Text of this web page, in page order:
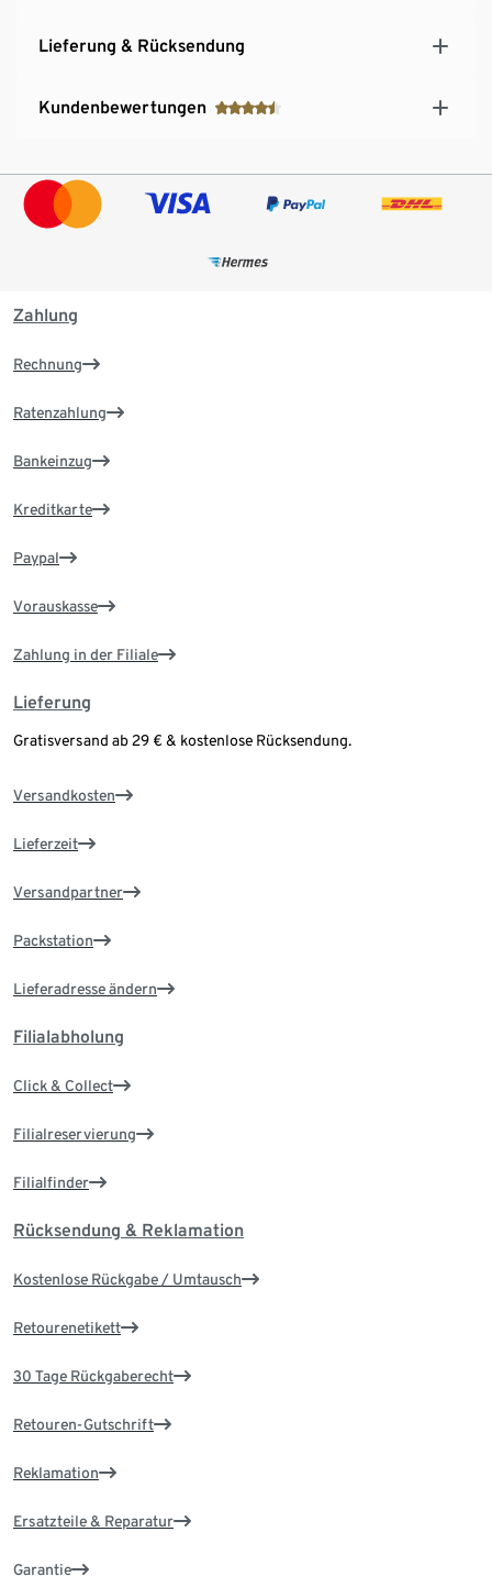
Lieferung & Rücksendung
Kundenbewertungen
Zahlung
Rechnung
Ratenzahlung
Bankeinzug
Kreditkarte
Paypal
Vorauskasse
Zahlung in der Filiale
Lieferung
Gratisversand ab 29 € & kostenlose Rücksendung.
Versandkosten
Lieferzeit
Versandpartner
Packstation
Lieferadresse ändern
Filialabholung
Click & Collect
Filialreservierung
Filialfinder
Rücksendung & Reklamation
Kostenlose Rückgabe / Umtausch
Retourenetikett
30 Tage Rückgaberecht
Retouren-Gutschrift
Reklamation
Ersatzteile & Reparatur
Garantie